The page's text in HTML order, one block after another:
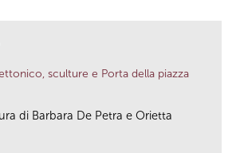
sculture e Porta della piazza
di Barbara De Petra e Orietta